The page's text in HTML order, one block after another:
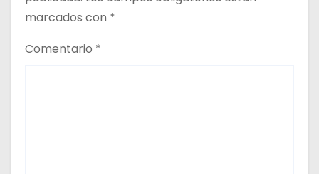
a
s
marcados con *
Comentario *